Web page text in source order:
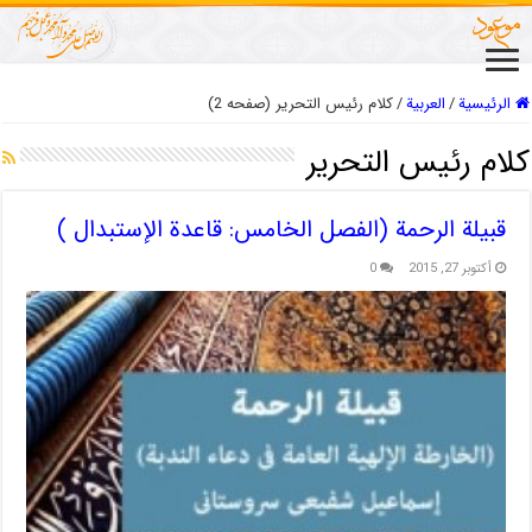
الرئيسية/العربیة/كلام رئيس التحرير (صفحه 2)
كلام رئيس التحرير
قبيلة الرحمة (الفصل الخامس: قاعدة الإستبدال )
أكتوبر 27, 2015 0